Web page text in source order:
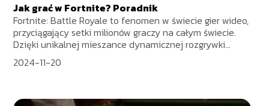
Jak grać w Fortnite? Poradnik
Fortnite: Battle Royale to fenomen w świecie gier wideo,
przyciągający setki milionów graczy na całym świecie.
Dzięki unikalnej mieszance dynamicznej rozgrywki...
2024-11-20